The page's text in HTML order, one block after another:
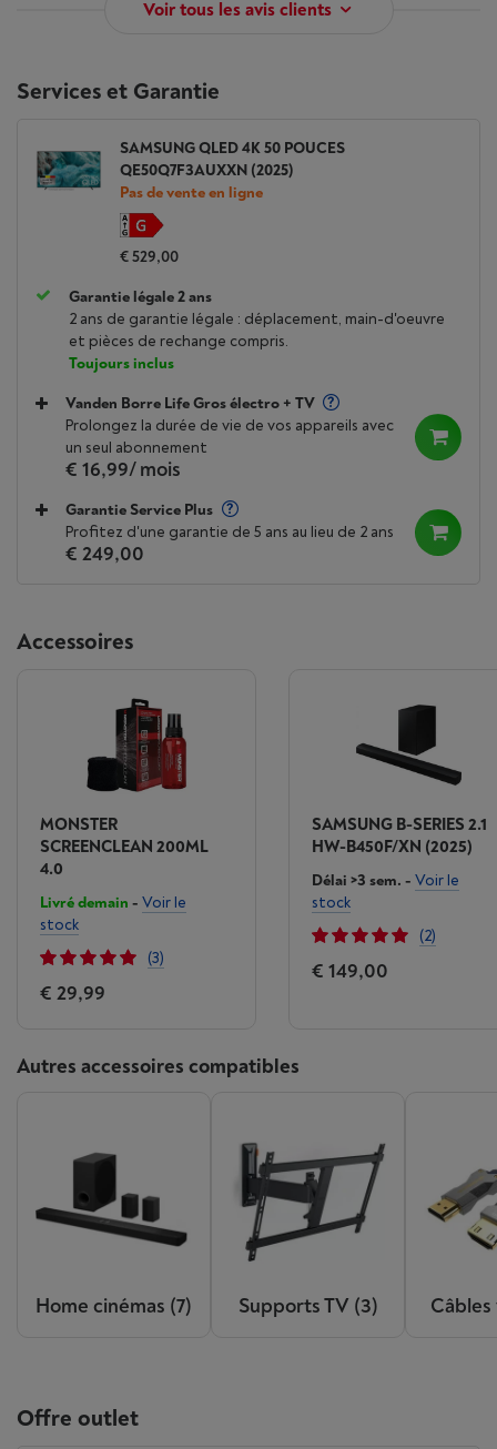
Voir tous les avis clients
Services et Garantie
SAMSUNG QLED 4K 50 POUCES
QE50Q7F3AUXXN (2025)
Pas de vente en ligne
€ 529,00
Garantie légale 2 ans
2 ans de garantie légale : déplacement, main-d'oeuvre
et pièces de rechange compris.
Toujours inclus
Vanden Borre Life Gros électro + TV
Prolongez la durée de vie de vos appareils avec
un seul abonnement
€ 16,99/ mois
Garantie Service Plus
Profitez d'une garantie de 5 ans au lieu de 2 ans
€ 249,00
Accessoires
MONSTER
SCREENCLEAN 200ML
4.0
Livré demain - Voir le
stock
(3)
€ 29,99
SAMSUNG B-SERIES 2.1
HW-B450F/XN (2025)
Délai >3 sem. - Voir le
stock
(2)
€ 149,00
Autres accessoires compatibles
Home cinémas (7) Supports TV (3)
Offre outlet